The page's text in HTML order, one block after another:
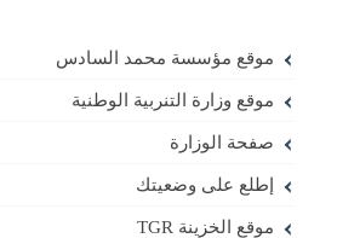
موقع مؤسسة محمد السادس
موقع وزارة التنربية الوطنية
صفحة الوزارة
إطلع على وضعيتك
موقع الخزينة TGR